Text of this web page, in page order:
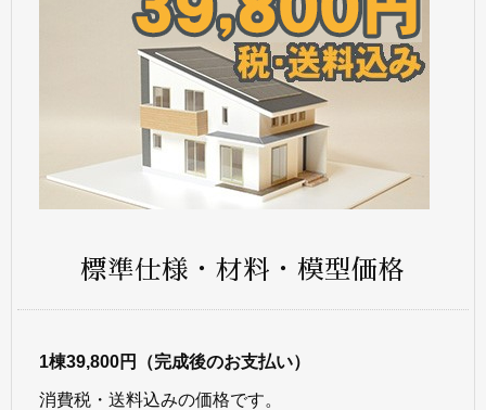
標準仕様・材料・模型価格
1棟39,800円（完成後のお支払い）
消費税・送料込みの価格です。